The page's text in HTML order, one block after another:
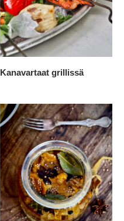
Kanavartaat grillissä